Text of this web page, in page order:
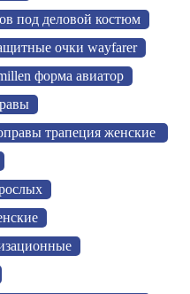
под деловой костюм
очки wayfarer
форма авиатор
трапеция женские